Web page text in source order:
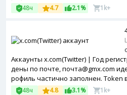
я авторизация включена.
48ч 4.7 2.1% 1k+
Аккаунты x.com(Twitter) | Год
дены по почте, почта@gmx.com
рофиль частично заполнен. Token
я авторизация включена.
48ч 4.8 3.1% 1k+